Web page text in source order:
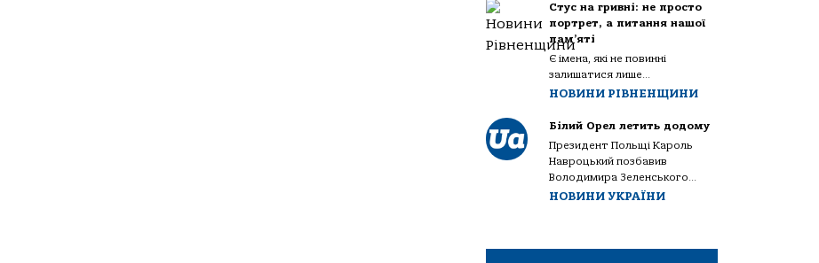
Стус на гривні: не просто
портрет, а питання нашої
пам’яті
Є імена, які не повинні
залишатися лише...
НОВИНИ РІВНЕНЩИНИ
Білий Орел летить додому
Президент Польщі Кароль
Навроцький позбавив
Володимира Зеленського...
НОВИНИ УКРАЇНИ